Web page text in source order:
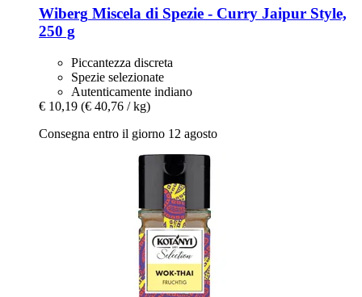
Wiberg Miscela di Spezie -​ Curry Jaipur Style,
250 g
Piccantezza discreta
Spezie selezionate
Autenticamente indiano
€ 10,19 (€ 40,76 / kg)
Consegna entro il giorno 12 agosto